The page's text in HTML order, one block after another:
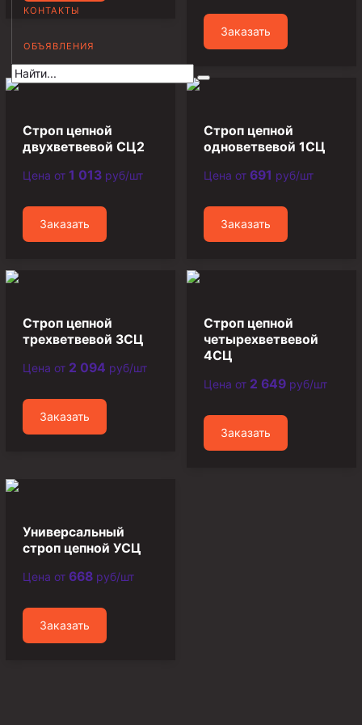
КОНТАКТЫ
ОБЪЯВЛЕНИЯ
Муфта НКВ 60
Муфта НКТ 60
Муфта НКТ 48
Муфта НКТ 33
ГОСТ 31446-2017
ГОСТ 632-80
Муфта ОТТГ 245
Муфта ОТТГ 178
Муфта БТС 324
Муфта ОТТМ 127
Муфта БТС 146
Муфта ОТТМ 245
Муфта ОТТМ 324
Муфта ОТТМ 178
Заказать
Строп цепной
двухветвевой СЦ2
Цена от 1 013 руб/шт
Заказать
Строп цепной
одноветвевой 1СЦ
Цена от 691 руб/шт
Заказать
Строп цепной
трехветвевой 3СЦ
Цена от 2 094 руб/шт
Заказать
Строп цепной
четырехветвевой
4СЦ
Цена от 2 649 руб/шт
Заказать
Универсальный
строп цепной УСЦ
Цена от 668 руб/шт
Заказать